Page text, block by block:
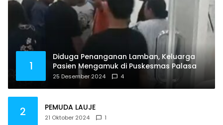
1
Diduga Penanganan Lamban, Keluarga
Pasien Mengamuk di Puskesmas Palasa
25 Desember 2024 4
2 PEMUDA LAUJE
21 Oktober 2024 1